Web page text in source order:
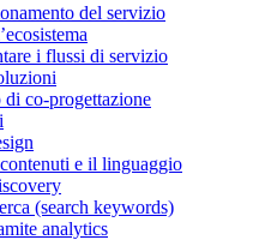
del servizio
i flussi di servizio
co-progettazione
e il linguaggio
(search keywords)
analytics